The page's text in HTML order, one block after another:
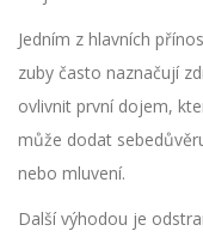
Jedním z hlavních
zuby často naznačují
ovlivnit první dojem,
může dodat
nebo mluvení.
Další výhodou je